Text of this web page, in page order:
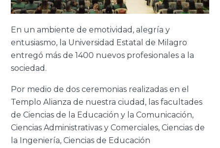
En un ambiente de emotividad, alegría y
entusiasmo, la Universidad Estatal de Milagro
entregó más de 1400 nuevos profesionales a la
sociedad.
Por medio de dos ceremonias realizadas en el
Templo Alianza de nuestra ciudad, las facultades
de Ciencias de la Educación y la Comunicación,
Ciencias Administrativas y Comerciales, Ciencias de
la Ingeniería, Ciencias de Educación